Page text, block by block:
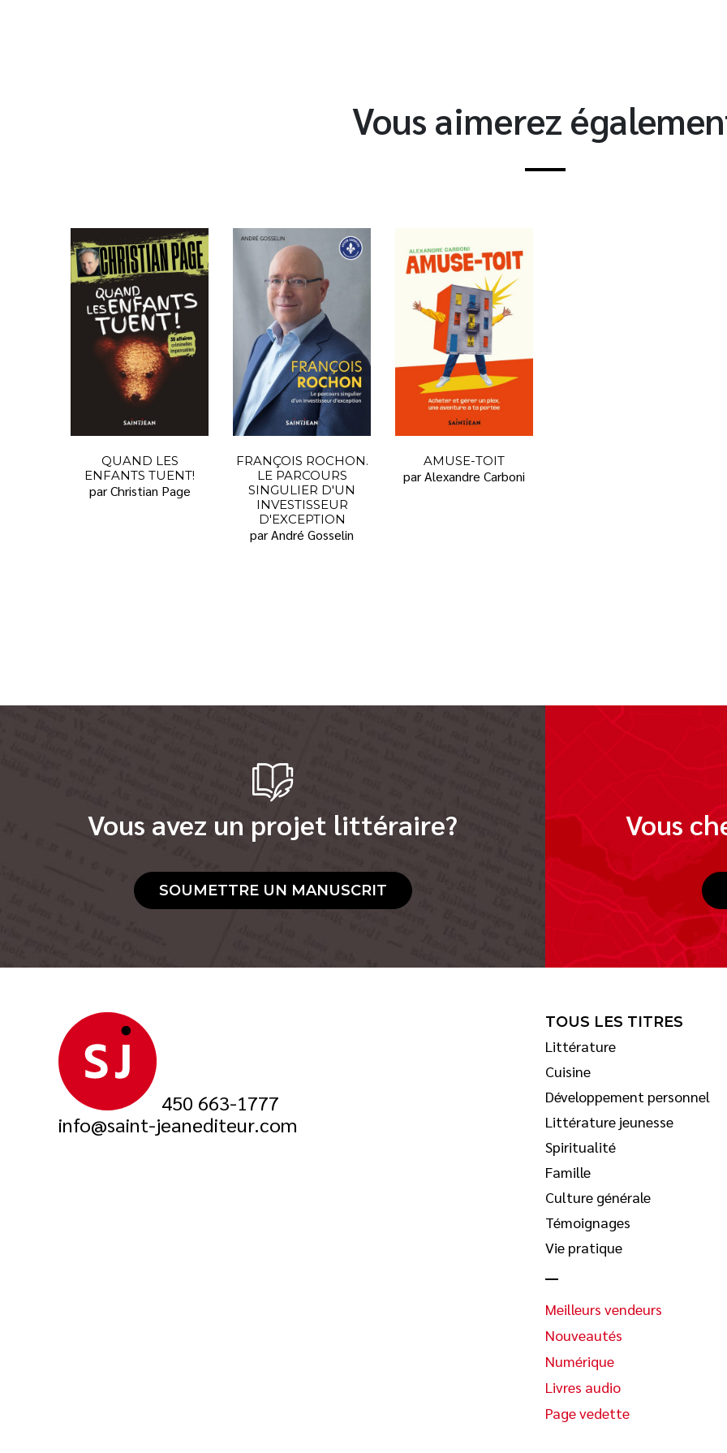
Vous aimerez
QUAND LES
ENFANTS TUENT!
par Christian Page
FRANÇOIS ROCHON.
LE PARCOURS
SINGULIER D'UN
INVESTISSEUR
D'EXCEPTION
par André Gosselin
AMUSE-TOIT
par Alexandre Carboni
Vous avez un projet littéraire?
SOUMETTRE UN MANUSCRIT
Vous
450 663-1777
info@saint-jeanediteur.com
TOUS LES TITRES
Littérature
Cuisine
Développement personnel
Littérature jeunesse
Spiritualité
Famille
Culture générale
Témoignages
Vie pratique
Meilleurs vendeurs
Nouveautés
Numérique
Livres audio
Page vedette